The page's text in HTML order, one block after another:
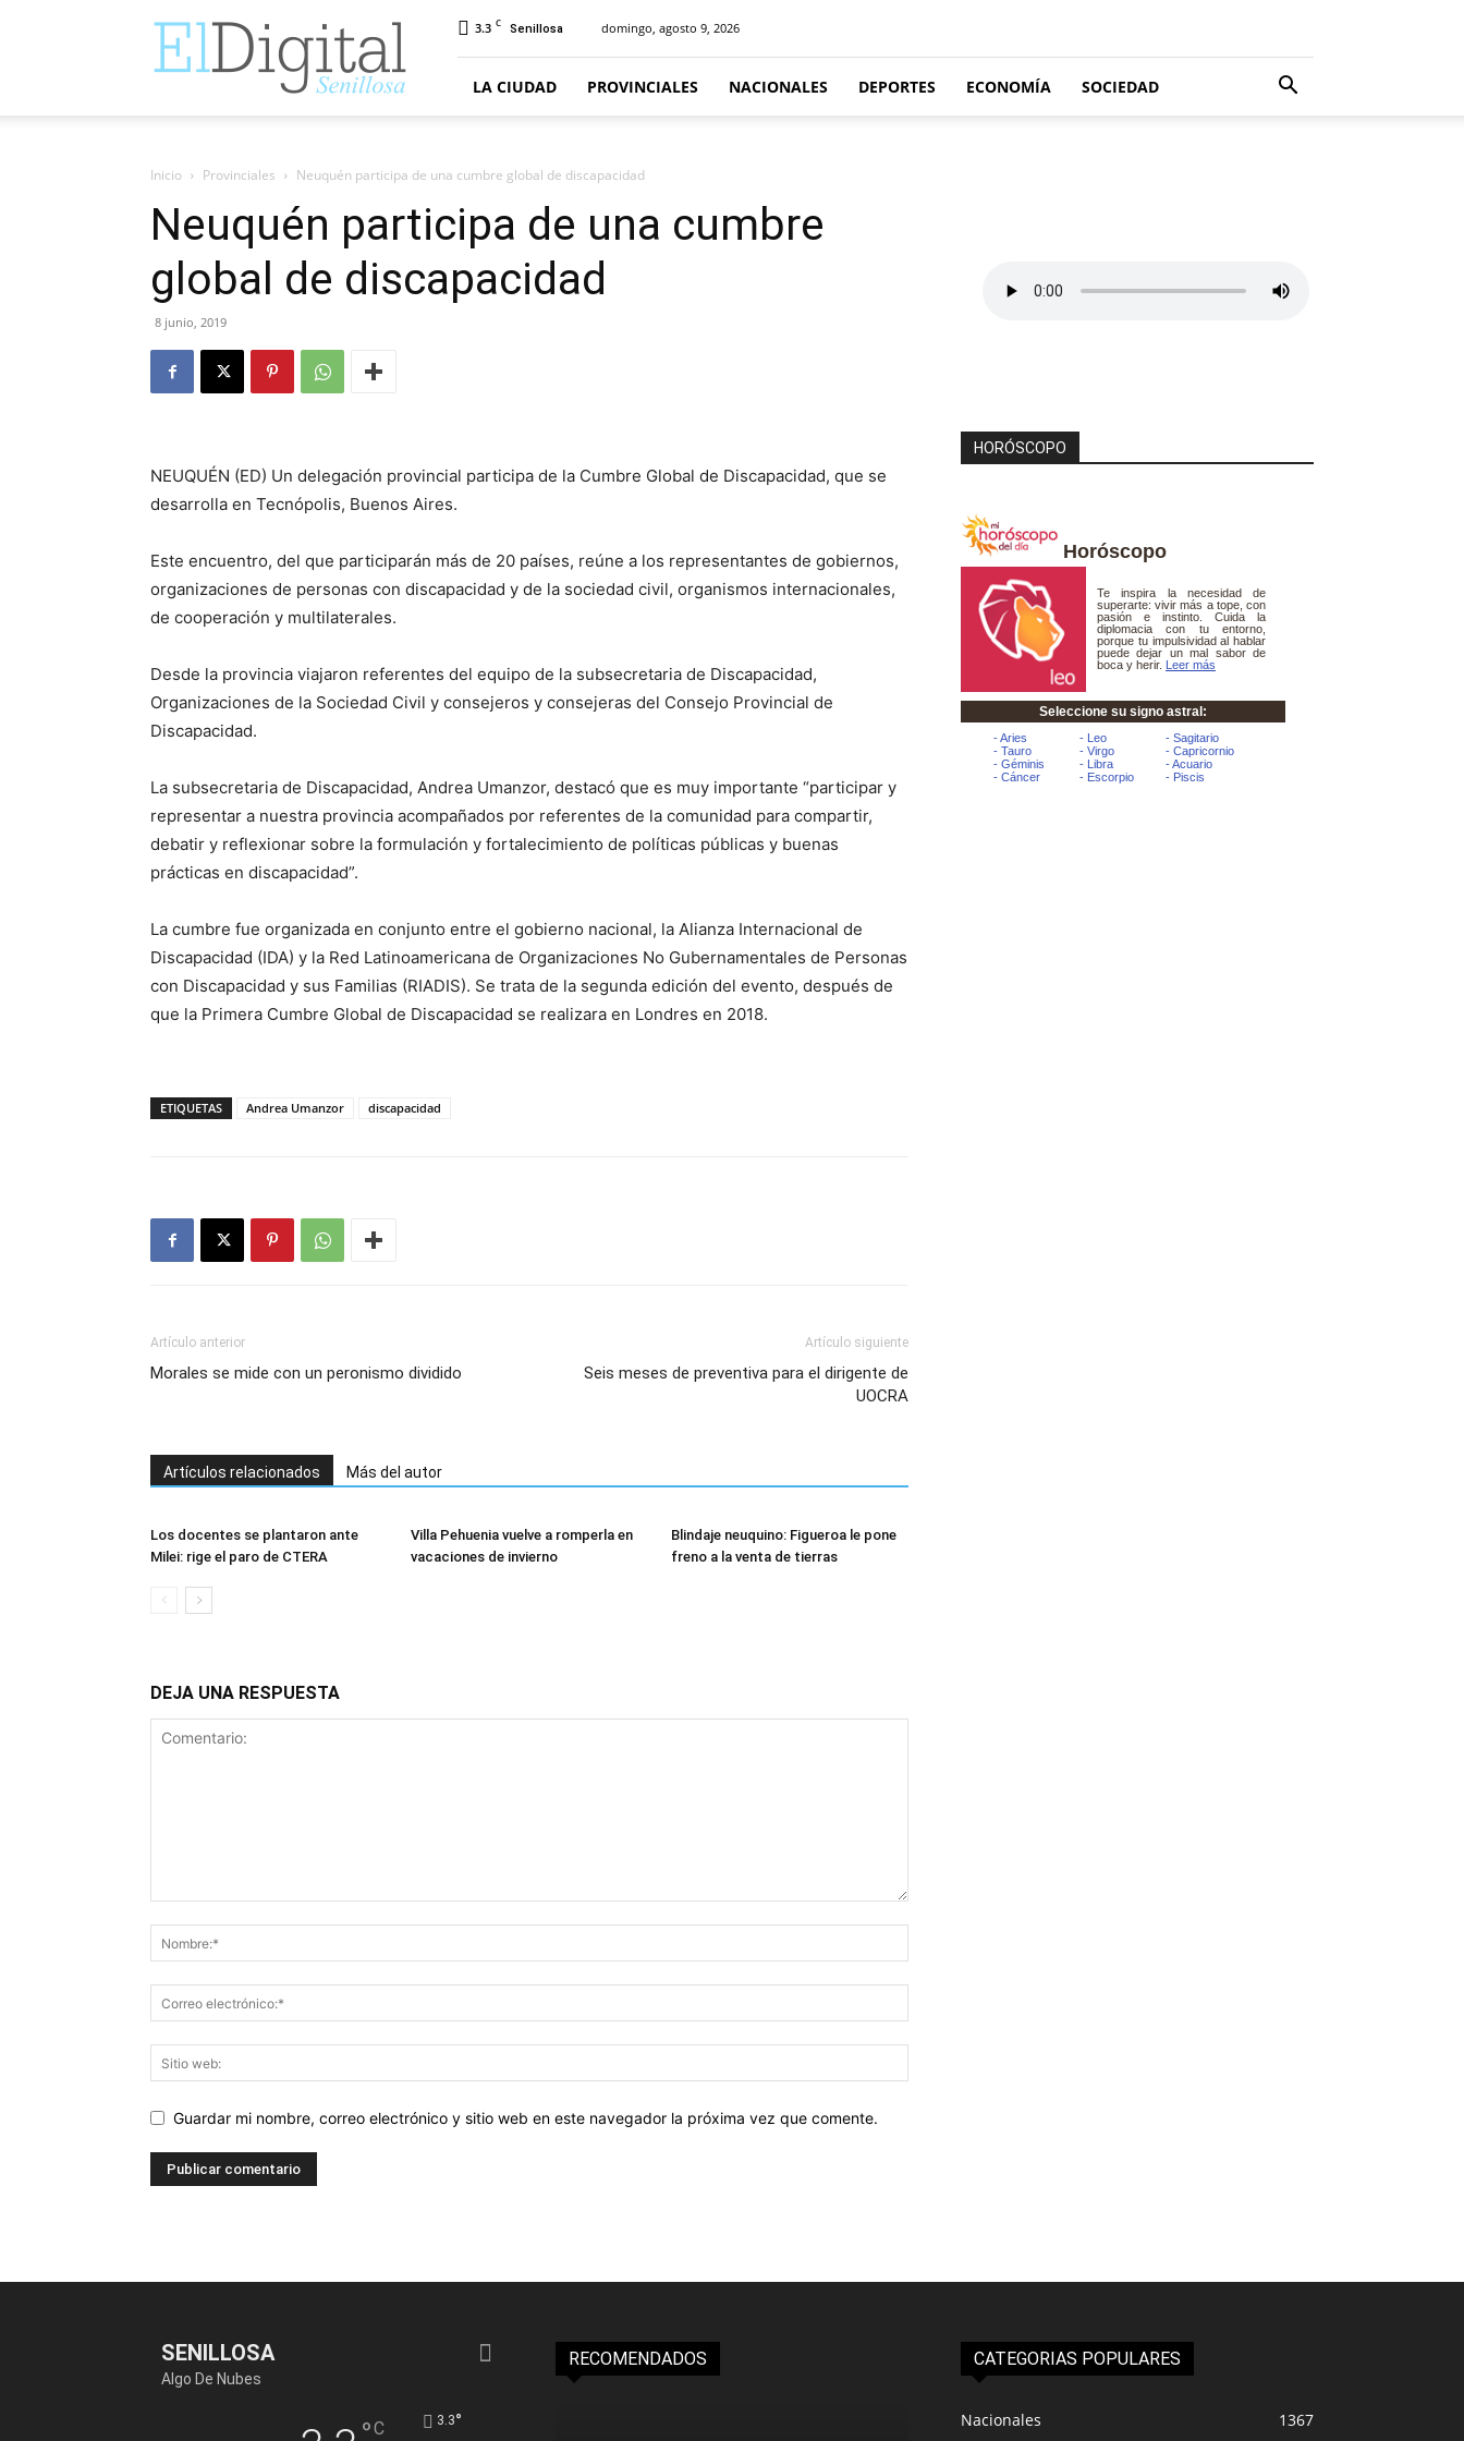
3.3 C Senillosa domingo, agosto 9, 2026
LA CIUDAD PROVINCIALES NACIONALES DEPORTES ECONOMÍA SOCIEDAD
Inicio Provinciales Neuquén participa de una cumbre global de discapacidad
Neuquén participa de una cumbre
global de discapacidad
8 junio, 2019
NEUQUÉN (ED) Un delegación provincial participa de la Cumbre Global de Discapacidad, que se
desarrolla en Tecnópolis, Buenos Aires.
Este encuentro, del que participarán más de 20 países, reúne a los representantes de gobiernos,
organizaciones de personas con discapacidad y de la sociedad civil, organismos internacionales,
de cooperación y multilaterales.
Desde la provincia viajaron referentes del equipo de la subsecretaria de Discapacidad,
Organizaciones de la Sociedad Civil y consejeros y consejeras del Consejo Provincial de
Discapacidad.
La subsecretaria de Discapacidad, Andrea Umanzor, destacó que es muy importante “participar y
representar a nuestra provincia acompañados por referentes de la comunidad para compartir,
debatir y reflexionar sobre la formulación y fortalecimiento de políticas públicas y buenas
prácticas en discapacidad”.
La cumbre fue organizada en conjunto entre el gobierno nacional, la Alianza Internacional de
Discapacidad (IDA) y la Red Latinoamericana de Organizaciones No Gubernamentales de Personas
con Discapacidad y sus Familias (RIADIS). Se trata de la segunda edición del evento, después de
que la Primera Cumbre Global de Discapacidad se realizara en Londres en 2018.
ETIQUETAS Andrea Umanzor discapacidad
Artículo anterior
Morales se mide con un peronismo dividido
Artículo siguiente
Seis meses de preventiva para el dirigente de
UOCRA
Artículos relacionados Más del autor
Los docentes se plantaron ante
Milei: rige el paro de CTERA
Villa Pehuenia vuelve a romperla en
vacaciones de invierno
Blindaje neuquino: Figueroa le pone
freno a la venta de tierras
DEJA UNA RESPUESTA
Guardar mi nombre, correo electrónico y sitio web en este navegador la próxima vez que comente.
HORÓSCOPO
Horóscopo
SENILLOSA
Algo De Nubes
C 3.3°
RECOMENDADOS CATEGORIAS POPULARES
Nacionales
1367